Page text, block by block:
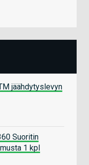
jäähdytyslevyn
Suoritin
1 kpl